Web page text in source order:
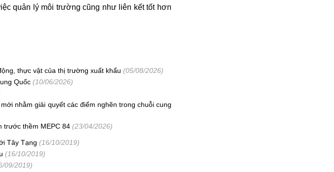
quản lý môi trường cũng như liên kết tốt hơn
thực vật của thị trường xuất khẩu (05/08/2026)
Quốc (10/06/2026)
nhằm giải quyết các điểm nghẽn trong chuỗi cung
trước thềm MEPC 84 (23/04/2026)
Tây Tạng (16/10/2019)
(16/10/2019)
09/2019)